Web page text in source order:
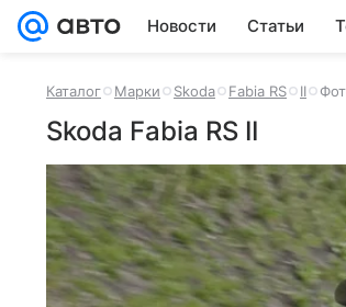
Новости Статьи
Каталог Марки Skoda Fabia RS II
Skoda Fabia RS II